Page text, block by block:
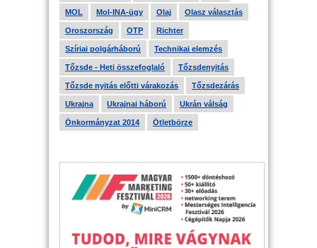
MOL Mol-INA-ügy Olaj Olasz választás
Oroszország OTP Richter
Szíriai polgárháború Technikai elemzés
Tőzsde - Heti összefoglaló Tőzsdenyitás
Tőzsde nyitás előtti várakozás Tőzsdezárás
Ukrajna Ukrajnai háború Ukrán válság
Önkormányzat 2014 Ötletbörze